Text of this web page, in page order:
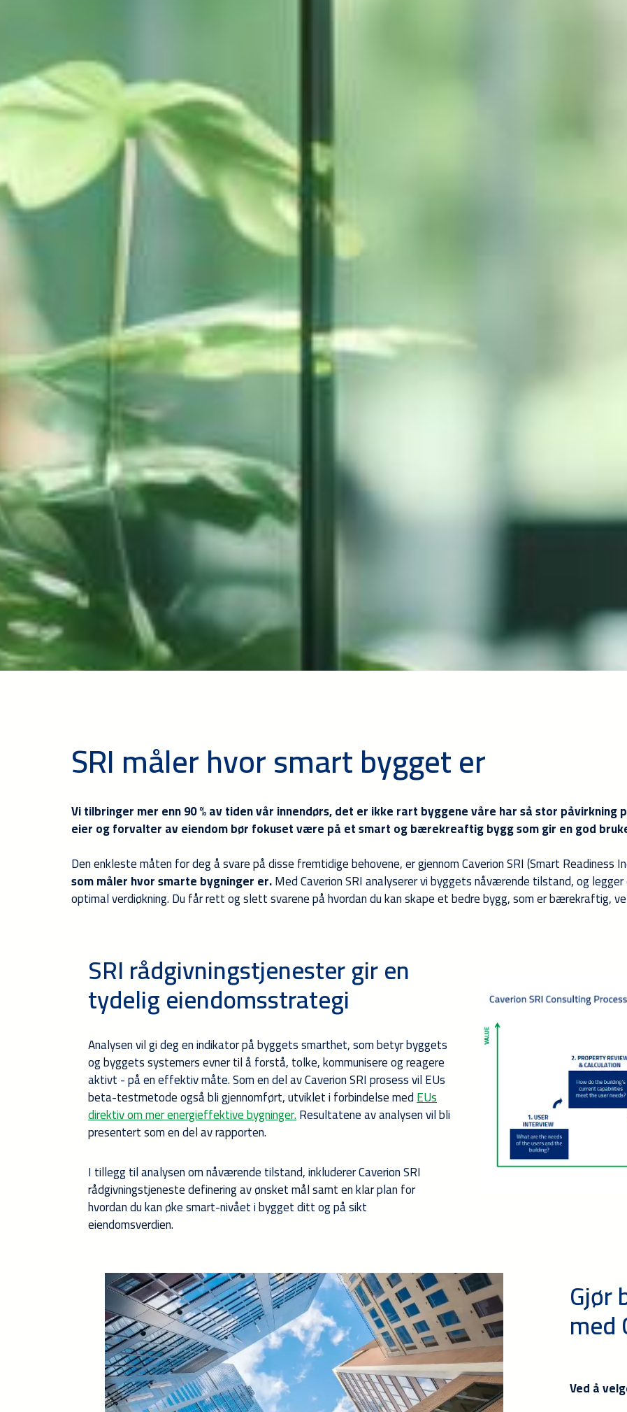
SRI måler hvor smart bygget er
Vi tilbringer mer enn 90 % av tiden vår innendørs, det er ikke rart byggene våre har så stor
eier og forvalter av eiendom bør fokuset være på et smart og bærekreaftig bygg som gir en god
Den enkleste måten for deg å svare på disse fremtidige behovene, er gjennom Caverion SRI (Smart Readiness
som måler hvor smarte bygninger er.Med Caverion SRI analyserer vi byggets nåværende tilstand, og
optimal verdiøkning. Du får rett og slett svarene på hvordan du kan skape et bedre bygg, som er bærekraftig,
SRI rådgivningstjenester gir en
tydelig eiendomsstrategi
Analysen vil gi deg en indikator på byggets smarthet, som betyr byggets
og byggets systemers evner til å forstå, tolke, kommunisere og reagere
aktivt - på en effektiv måte. Som en del av Caverion SRI prosess vil EUs
beta-testmetode også bli gjennomført, utviklet i forbindelse medEUs
direktiv om mer energieffektive bygninger.Resultatene av analysen vil bli
presentert som en del av rapporten.
I tillegg til analysen om nåværende tilstand, inkluderer Caverion SRI
rådgivningstjeneste definering av ønsket mål samt en klar plan for
hvordan du kan øke smart-nivået i bygget ditt og på sikt
eiendomsverdien.
Gjør
med
Ved å